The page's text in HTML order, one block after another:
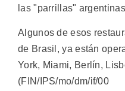
las "parrillas"
Algunos de esos
de Brasil, ya están
York, Miami, Berlín,
(FIN/IPS/mo/dm/if/00